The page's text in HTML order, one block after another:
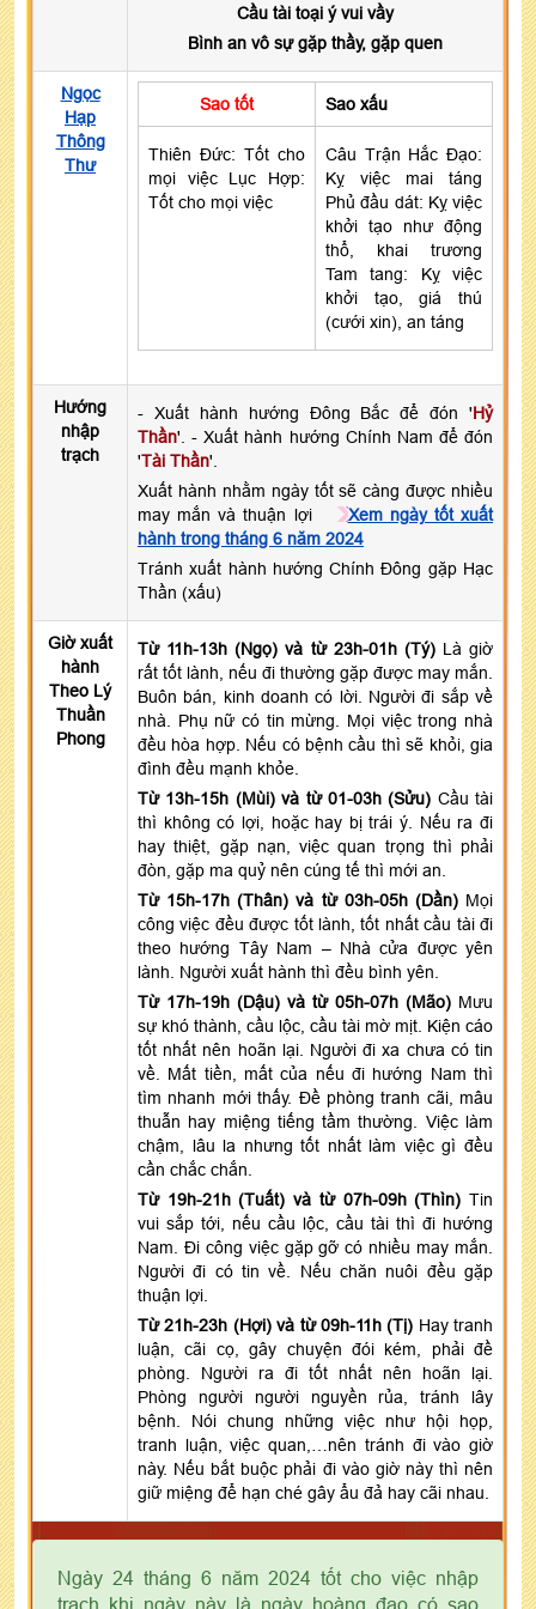
Cầu tài toại ý vui vầy
Bình an vô sự gặp thầy, gặp quen
Ngọc
Hạp
Thông
Thư
Sao tốt Sao xấu
Thiên Đức: Tốt cho
mọi việc Lục Hợp:
Tốt cho mọi việc
Câu Trận Hắc Đạo:
Kỵ việc mai táng
Phủ đầu dát: Kỵ việc
khởi tạo như động
thổ, khai trương
Tam tang: Kỵ việc
khởi tạo, giá thú
(cưới xin), an táng
Hướng
nhập
trạch
- Xuất hành hướng Đông Bắc để đón 'Hỷ
Thần'. - Xuất hành hướng Chính Nam để đón
'Tài Thần'.
Xuất hành nhằm ngày tốt sẽ càng được nhiều
may mắn và thuận lợi
Xem ngày tốt xuất
hành trong tháng 6 năm 2024
Tránh xuất hành hướng Chính Đông gặp Hạc
Thần (xấu)
Giờ xuất
hành
Theo Lý
Thuần
Phong
Từ 11h-13h (Ngọ) và từ 23h-01h (Tý) Là giờ
rất tốt lành, nếu đi thường gặp được may mắn.
Buôn bán, kinh doanh có lời. Người đi sắp về
nhà. Phụ nữ có tin mừng. Mọi việc trong nhà
đều hòa hợp. Nếu có bệnh cầu thì sẽ khỏi, gia
đình đều mạnh khỏe.
Từ 13h-15h (Mùi) và từ 01-03h (Sửu) Cầu tài
thì không có lợi, hoặc hay bị trái ý. Nếu ra đi
hay thiệt, gặp nạn, việc quan trọng thì phải
đòn, gặp ma quỷ nên cúng tế thì mới an.
Từ 15h-17h (Thân) và từ 03h-05h (Dần) Mọi
công việc đều được tốt lành, tốt nhất cầu tài đi
theo hướng Tây Nam – Nhà cửa được yên
lành. Người xuất hành thì đều bình yên.
Từ 17h-19h (Dậu) và từ 05h-07h (Mão) Mưu
sự khó thành, cầu lộc, cầu tài mờ mịt. Kiện cáo
tốt nhất nên hoãn lại. Người đi xa chưa có tin
về. Mất tiền, mất của nếu đi hướng Nam thì
tìm nhanh mới thấy. Đề phòng tranh cãi, mâu
thuẫn hay miệng tiếng tầm thường. Việc làm
chậm, lâu la nhưng tốt nhất làm việc gì đều
cần chắc chắn.
Từ 19h-21h (Tuất) và từ 07h-09h (Thìn) Tin
vui sắp tới, nếu cầu lộc, cầu tài thì đi hướng
Nam. Đi công việc gặp gỡ có nhiều may mắn.
Người đi có tin về. Nếu chăn nuôi đều gặp
thuận lợi.
Từ 21h-23h (Hợi) và từ 09h-11h (Tị) Hay tranh
luận, cãi cọ, gây chuyện đói kém, phải đề
phòng. Người ra đi tốt nhất nên hoãn lại.
Phòng người người nguyền rủa, tránh lây
bệnh. Nói chung những việc như hội họp,
tranh luận, việc quan,…nên tránh đi vào giờ
này. Nếu bắt buộc phải đi vào giờ này thì nên
giữ miệng để hạn ché gây ẩu đả hay cãi nhau.
Ngày 24 tháng 6 năm 2024 tốt cho việc nhập
trạch khi ngày này là ngày hoàng đạo có sao